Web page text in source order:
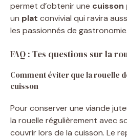
permet d’obtenir une
un plat convivial qui ravira
les passionnés de gastronomie.
FAQ : Tes questions sur la
Comment éviter que la rouelle
cuisson
Pour conserver une viande
la rouelle régulièrement avec
couvrir lors de la cuisson. Le